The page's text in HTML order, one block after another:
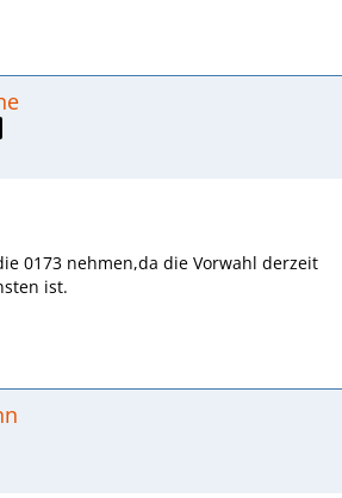
0173 nehmen,da die Vorwahl derzeit
ist.